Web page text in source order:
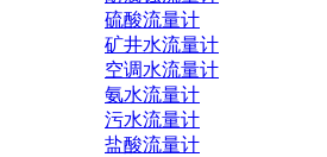
硫酸流量计
矿井水流量计
空调水流量计
氨水流量计
污水流量计
盐酸流量计